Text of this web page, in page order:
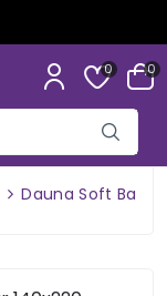
0 0
Dauna Soft Basic